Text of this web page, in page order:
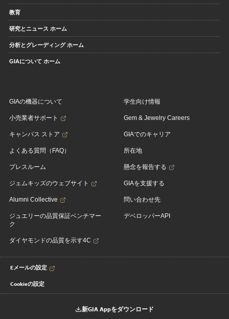
教育
研究とニュース ホーム
分析とグレーディング ホーム
GIAについて ホーム
GIAの機器について
小売業者サポート
キャンパス ストア
よくある質問（FAQ）
プレスルーム
ジェムキッズのウェブサイト
Alumni Collective
ジュエリーの品質保証ベンチマー
ク
ダイヤモンドの品質を示す4C
学生向け情報
Gem & Jewelry Careers
GIAでのキャリア
所在地
懸念を報告する
GIAを支援する
問い合わせ先
デベロッパーAPI
Eメールの設定
Cookieの設定
新GIA Appをダウンロード